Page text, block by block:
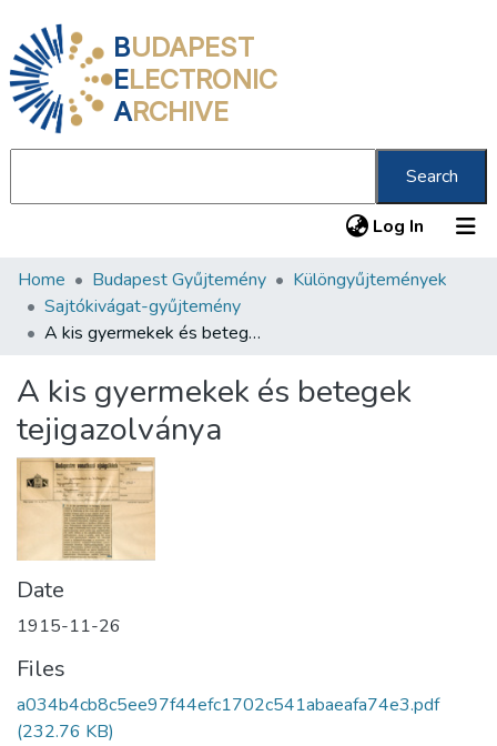
BUDAPEST
ELECTRONIC
ARCHIVE
Search
Log In (current)
Communities & Collections
All of DSpace
About us
Home Budapest Gyűjtemény
Különgyűjtemények
Sajtókivágat-gyűjtemény
A kis gyermekek és betegek tejigazolványa
A kis gyermekek és betegek
tejigazolványa
Date
1915-11-26
Files
a034b4cb8c5ee97f44efc1702c541abaeafa74e3.pdf
(232.76 KB)